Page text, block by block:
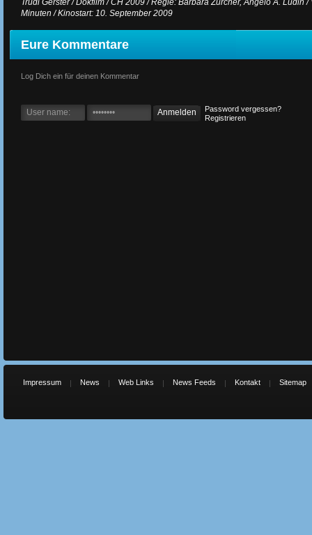
Trudi Gerster / Dokfilm / CH 2009 / Regie: Barbara Zürcher, Angelo A. Lüdin
Minuten / Kinostart: 10. September 2009
Eure Kommentare
Log Dich ein für deinen Kommentar
Password vergessen?
Registrieren
Impressum News Web Links News Feeds Kontakt Sitemap